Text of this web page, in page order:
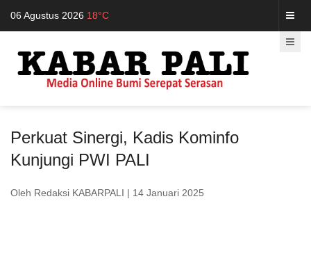
06 Agustus 2026 18°C
Perkuat Sinergi, Kadis Kominfo
Kunjungi PWI PALI
Oleh Redaksi KABARPALI | 14 Januari 2025